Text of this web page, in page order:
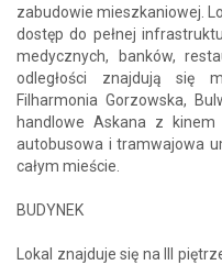
zabudowie mieszkaniowej.
dostęp do pełnej
medycznych, banków,
odległości znajdują się
Filharmonia Gorzowska,
handlowe Askana z kinem
autobusowa i tramwajowa
całym mieście.
BUDYNEK
Lokal znajduje się na III